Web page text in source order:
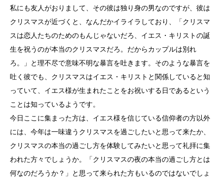
私にも友人がおりまして、その彼は独り身の男なのですが、彼は
クリスマスが近づくと、なんだかイライラしており、「クリスマ
スは恋人たちのためのもんじゃないだろ、イエス・キリストの誕
生を祝うのが本当のクリスマスだろ。だからカップルは別れ
ろ。」と理不尽で意味不明な暴言を吐きます。そのような暴言を
吐く彼でも、クリスマスはイエス・キリストと関係していると知
っていて、イエス様が生まれたことをお祝いする日であるという
ことは知っているようです。
今日ここに集まった方は、イエス様を信じている信仰者の方以外
には、今年は一味違うクリスマスを過ごしたいと思って来たか、
クリスマスの本当の過ごし方を体験してみたいと思って礼拝に集
われた方々でしょうか。「クリスマスの夜の本当の過ごし方とは
何なのだろうか？」と思って来られた方もいるのではないでしょ